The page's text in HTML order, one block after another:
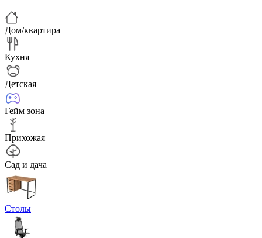
Дом/квартира
Кухня
Детская
Гейм зона
Прихожая
Сад и дача
Столы